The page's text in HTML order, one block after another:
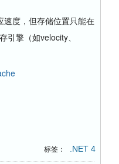
速度，但存储位置只能在
擎（如velocity、
标签： .NET 4